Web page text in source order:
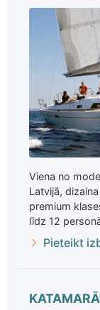
Viena no
Latvijā,
premium
līdz 12
Pieteikt